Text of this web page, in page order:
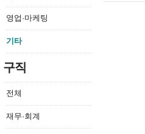
영업·마케팅
기타
구직
전체
재무·회계